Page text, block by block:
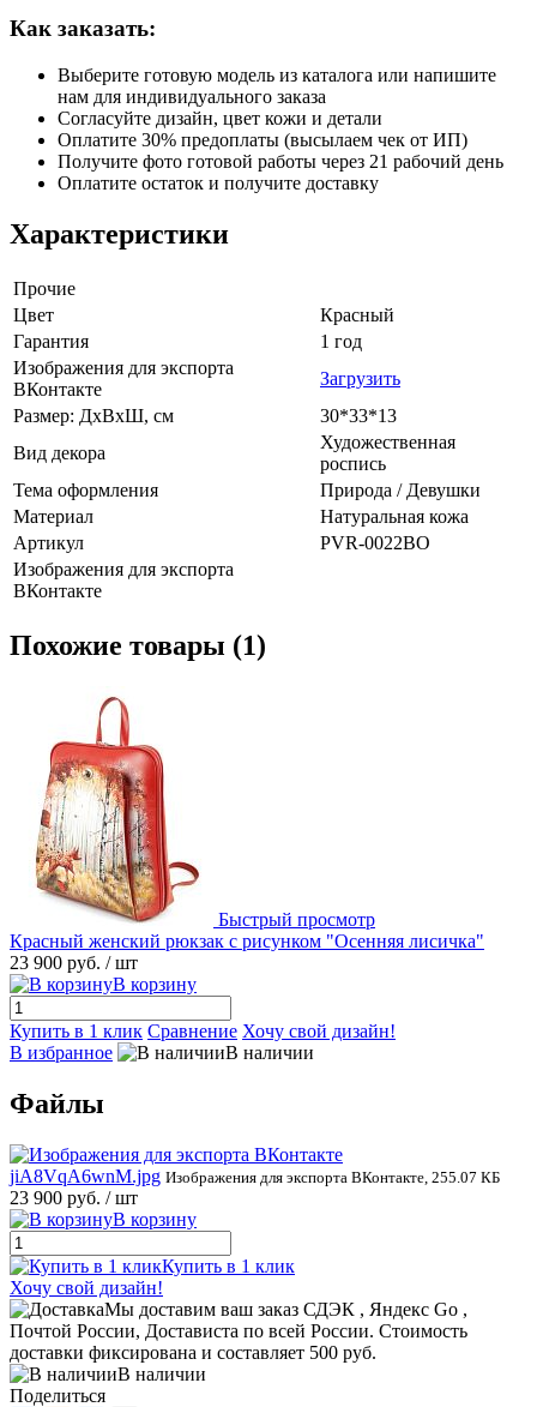
Как заказать:
Выберите готовую модель из каталога или напишите
нам для индивидуального заказа
Согласуйте дизайн, цвет кожи и детали
Оплатите 30% предоплаты (высылаем чек от ИП)
Получите фото готовой работы через 21 рабочий день
Оплатите остаток и получите доставку
Характеристики
Прочие
Цвет
Красный
Гарантия
1 год
Изображения для экспорта
ВКонтакте
Загрузить
Размер: ДхВхШ, см
30*33*13
Вид декора
Художественная
роспись
Тема оформления
Природа / Девушки
Материал
Натуральная кожа
Артикул
PVR-0022BO
Изображения для экспорта
ВКонтакте
Похожие товары (1)
Быстрый просмотр
Красный женский рюкзак с рисунком "Осенняя лисичка"
23 900 руб. / шт
В корзину
Купить в 1 клик Сравнение Хочу свой дизайн!
В избранное
В наличии
Файлы
jiA8VqA6wnM.jpg Изображения для экспорта ВКонтакте, 255.07 КБ
23 900 руб. / шт
В корзину
Купить в 1 клик
Хочу свой дизайн!
Мы доставим ваш заказ СДЭК , Яндекс Go ,
Почтой России, Достависта по всей России. Стоимость
доставки фиксирована и составляет 500 руб.
В наличии
Поделиться